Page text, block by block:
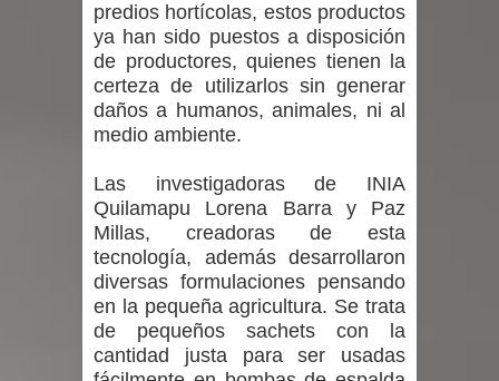
predios hortícolas, estos productos
ya han sido puestos a disposición
de productores, quienes tienen la
certeza de utilizarlos sin generar
daños a humanos, animales, ni al
medio ambiente.
Las investigadoras de INIA
Quilamapu Lorena Barra y Paz
Millas, creadoras de esta
tecnología, además desarrollaron
diversas formulaciones pensando
en la pequeña agricultura. Se trata
de pequeños sachets con la
cantidad justa para ser usadas